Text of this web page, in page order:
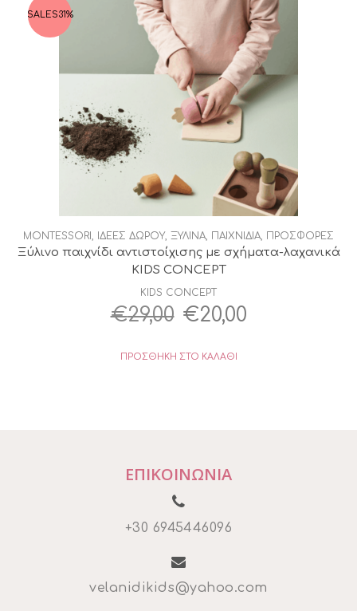
SALES31%
MONTESSORI , ΙΔΕΕΣ ΔΩΡΟΥ, ΞΥΛΙΝΑ, ΠΑΙΧΝΙΔΙΑ, ΠΡΟΣΦΟΡΕΣ
Ξύλινο παιχνίδι αντιστοίχισης με σχήματα-λαχανικά
KIDS CONCEPT
KIDS CONCEPT
€29,00 Original
€20,00Η
ΠΡΟΣΘΉΚΗ ΣΤΟ ΚΑΛΆΘΙ
ΕΠΙΚΟΙΝΩΝΙΑ
+30 6945446096
velanidikids@yahoo.com